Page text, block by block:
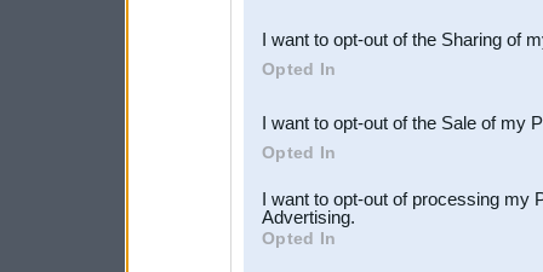
Downstream Participants
third parties.
I want to opt-out of the Sharing of
Opted In
I want to opt-out of the Sale of my
Opted In
I want to opt-out of processing my
Advertising.
Opted In